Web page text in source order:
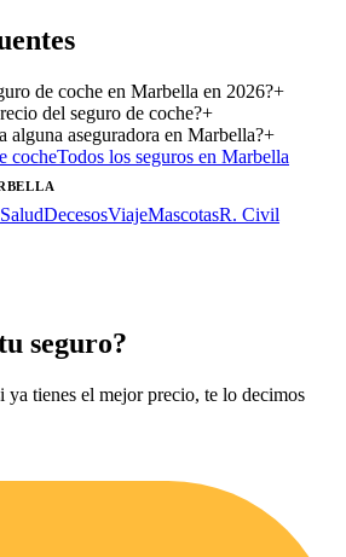
de coche en Marbella en 2026?+
del seguro de coche?+
alguna aseguradora en Marbella?+
cocheTodos los seguros en Marbella
SaludDecesosViajeMascotasR. Civil
seguro?
tienes el mejor precio, te lo decimos